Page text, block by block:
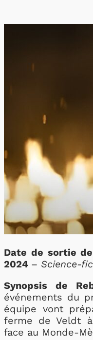
Date de sortie
2024 – Science-
Synopsis de
événements du
équipe vont
ferme de Veldt
face au Monde-